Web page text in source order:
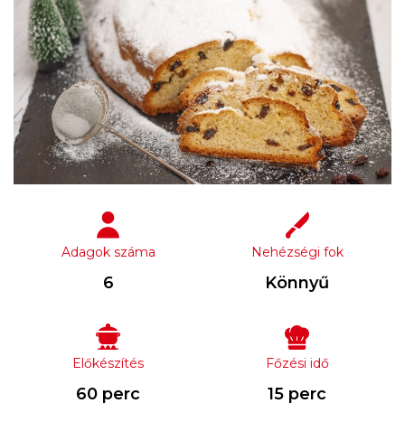
Adagok száma
6
Nehézségi fok
Könnyű
Előkészítés
60 perc
Főzési idő
15 perc